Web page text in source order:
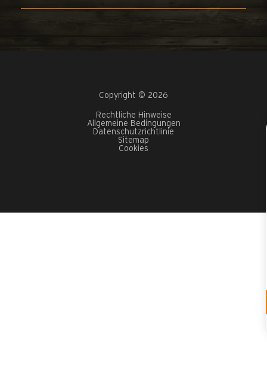
Copyright © 2026
Rechtliche Hinweise
Allgemeine Bedingungen
Datenschutzrichtlinie
Sitemap
Cookies